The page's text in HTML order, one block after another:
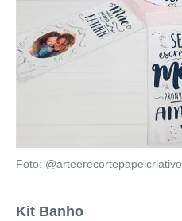
Foto: @arteerecortepapelcriativo
Kit Banho